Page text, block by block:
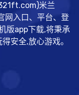
米兰
网入口、平台、登
版app下载,将秉承
安全,放心游戏。